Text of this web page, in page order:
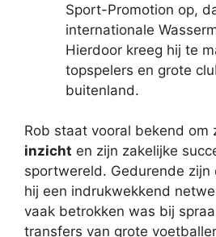
Sport-Promotion op,
internationale
Hierdoor kreeg hij te
topspelers en grote
buitenland.
Rob staat vooral bekend om
inzicht en zijn zakelijke
sportwereld. Gedurende zijn
hij een indrukwekkend
vaak betrokken was bij
transfers van grote